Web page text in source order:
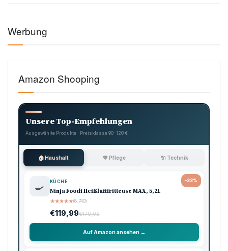
Werbung
Amazon Shooping
Unsere Top-Empfehlungen
Ausgewählte Produkte · Preisklasse 90–120 €
🏠 Haushalt 💖 Pflege 🔌 Technik
-33%
🍳 KÜCHE
Ninja Foodi Heißluftfritteuse MAX, 5,2L
★★★★★(8.740)
€119,99€179,99
Auf Amazon ansehen →